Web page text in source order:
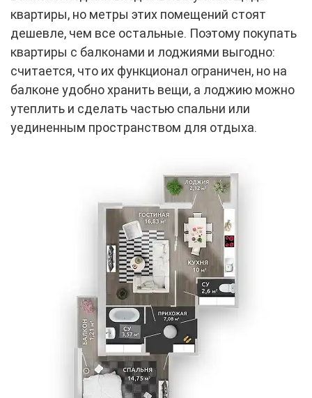
квартиры, но метры этих помещений стоят
дешевле, чем все остальные. Поэтому покупать
квартиры с балконами и лоджиями выгодно:
считается, что их функционал ограничен, но на
балконе удобно хранить вещи, а лоджию можно
утеплить и сделать частью спальни или
уединенным пространством для отдыха.